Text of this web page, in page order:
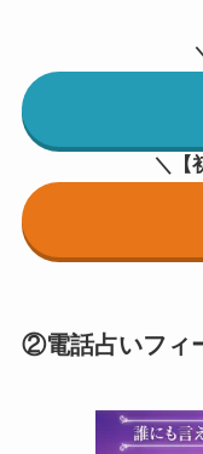
＼【
②電話占いフィ